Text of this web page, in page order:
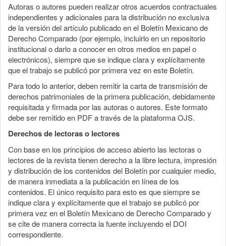
Autoras o autores pueden realizar otros acuerdos contractuales
independientes y adicionales para la distribución no exclusiva
de la versión del artículo publicado en el Boletín Mexicano de
Derecho Comparado (por ejemplo, incluirlo en un repositorio
institucional o darlo a conocer en otros medios en papel o
electrónicos), siempre que se indique clara y explícitamente
que el trabajo se publicó por primera vez en este Boletín.
Para todo lo anterior, deben remitir la carta de transmisión de
derechos patrimoniales de la primera publicación, debidamente
requisitada y firmada por las autoras o autores. Este formato
debe ser remitido en PDF a través de la plataforma OJS.
Derechos de lectoras o lectores
Con base en los principios de acceso abierto las lectoras o
lectores de la revista tienen derecho a la libre lectura, impresión
y distribución de los contenidos del Boletín por cualquier medio,
de manera inmediata a la publicación en línea de los
contenidos. El único requisito para esto es que siempre se
indique clara y explícitamente que el trabajo se publicó por
primera vez en el Boletín Mexicano de Derecho Comparado y
se cite de manera correcta la fuente incluyendo el DOI
correspondiente.